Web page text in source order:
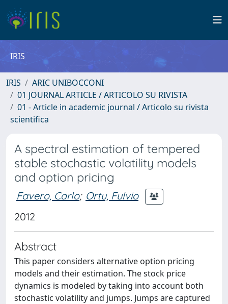
IRIS
IRIS
ARIC UNIBOCCONI
01 JOURNAL ARTICLE / ARTICOLO SU RIVISTA
01 - Article in academic journal / Articolo su rivista
scientifica
A spectral estimation of tempered
stable stochastic volatility models
and option pricing
Favero, Carlo; Ortu, Fulvio
2012
Abstract
This paper considers alternative option pricing
models and their estimation. The stock price
dynamics is modeled by taking into account both
stochastic volatility and jumps. Jumps are captured